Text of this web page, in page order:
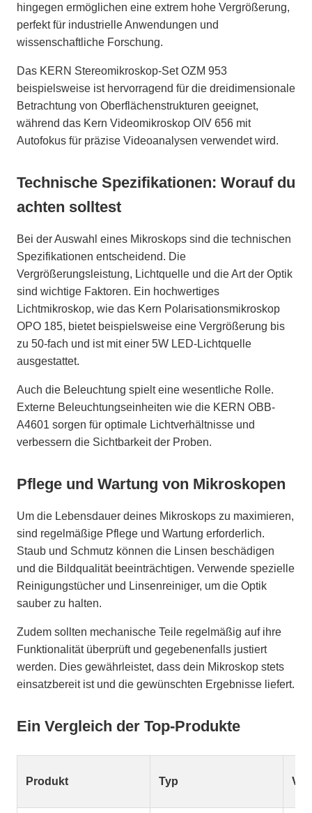
hingegen ermöglichen eine extrem hohe Vergrößerung,
perfekt für industrielle Anwendungen und
wissenschaftliche Forschung.
Das KERN Stereomikroskop-Set OZM 953
beispielsweise ist hervorragend für die dreidimensionale
Betrachtung von Oberflächenstrukturen geeignet,
während das Kern Videomikroskop OIV 656 mit
Autofokus für präzise Videoanalysen verwendet wird.
Technische Spezifikationen: Worauf du
achten solltest
Bei der Auswahl eines Mikroskops sind die technischen
Spezifikationen entscheidend. Die
Vergrößerungsleistung, Lichtquelle und die Art der Optik
sind wichtige Faktoren. Ein hochwertiges
Lichtmikroskop, wie das Kern Polarisationsmikroskop
OPO 185, bietet beispielsweise eine Vergrößerung bis
zu 50-fach und ist mit einer 5W LED-Lichtquelle
ausgestattet.
Auch die Beleuchtung spielt eine wesentliche Rolle.
Externe Beleuchtungseinheiten wie die KERN OBB-
A4601 sorgen für optimale Lichtverhältnisse und
verbessern die Sichtbarkeit der Proben.
Pflege und Wartung von Mikroskopen
Um die Lebensdauer deines Mikroskops zu maximieren,
sind regelmäßige Pflege und Wartung erforderlich.
Staub und Schmutz können die Linsen beschädigen
und die Bildqualität beeinträchtigen. Verwende spezielle
Reinigungstücher und Linsenreiniger, um die Optik
sauber zu halten.
Zudem sollten mechanische Teile regelmäßig auf ihre
Funktionalität überprüft und gegebenenfalls justiert
werden. Dies gewährleistet, dass dein Mikroskop stets
einsatzbereit ist und die gewünschten Ergebnisse liefert.
Ein Vergleich der Top-Produkte
Produkt Typ